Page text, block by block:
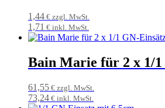
1,44 € zzgl. MwSt.
1,71 € inkl. MwSt.
Bain Marie für 2 x 1/1
61,55 € zzgl. MwSt.
73,24 € inkl. MwSt.